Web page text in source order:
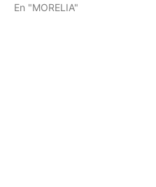
En "MORELIA"